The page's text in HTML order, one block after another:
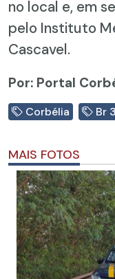
no local e, em
pelo Instituto
Cascavel.
Por: Portal
Corbélia Br
MAIS FOTOS